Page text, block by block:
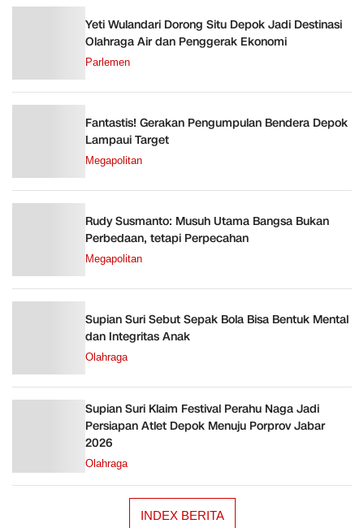
Yeti Wulandari Dorong Situ Depok Jadi Destinasi
Olahraga Air dan Penggerak Ekonomi
Parlemen
Fantastis! Gerakan Pengumpulan Bendera Depok
Lampaui Target
Megapolitan
Rudy Susmanto: Musuh Utama Bangsa Bukan
Perbedaan, tetapi Perpecahan
Megapolitan
Supian Suri Sebut Sepak Bola Bisa Bentuk Mental
dan Integritas Anak
Olahraga
Supian Suri Klaim Festival Perahu Naga Jadi
Persiapan Atlet Depok Menuju Porprov Jabar
2026
Olahraga
INDEX BERITA